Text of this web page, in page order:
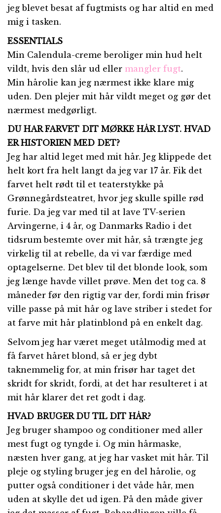
jeg blevet besat af fugtmists og har altid en med
mig i tasken.
ESSENTIALS
Min Calendula-creme beroliger min hud helt
vildt, hvis den slår ud eller mangler fugt.
Min hårolie kan jeg nærmest ikke klare mig
uden. Den plejer mit hår vildt meget og gør det
nærmest medgørligt.
DU HAR FARVET DIT MØRKE HÅR LYST. HVAD
ER HISTORIEN MED DET?
Jeg har altid leget med mit hår. Jeg klippede det
helt kort fra helt langt da jeg var 17 år. Fik det
farvet helt rødt til et teaterstykke på
Grønnegårdsteatret, hvor jeg skulle spille rød
furie. Da jeg var med til at lave TV-serien
Arvingerne, i 4 år, og Danmarks Radio i det
tidsrum bestemte over mit hår, så trængte jeg
virkelig til at rebelle, da vi var færdige med
optagelserne. Det blev til det blonde look, som
jeg længe havde villet prøve. Men det tog ca. 8
måneder før den rigtig var der, fordi min frisør
ville passe på mit hår og lave striber i stedet for
at farve mit hår platinblond på en enkelt dag.
Selvom jeg har været meget utålmodig med at
få farvet håret blond, så er jeg dybt
taknemmelig for, at min frisør har taget det
skridt for skridt, fordi, at det har resulteret i at
mit hår klarer det ret godt i dag.
HVAD BRUGER DU TIL DIT HÅR?
Jeg bruger shampoo og conditioner med aller
mest fugt og tyngde i. Og min hårmaske,
næsten hver gang, at jeg har vasket mit hår. Til
pleje og styling bruger jeg en del hårolie, og
putter også conditioner i det våde hår, men
uden at skylle det ud igen. På den måde giver